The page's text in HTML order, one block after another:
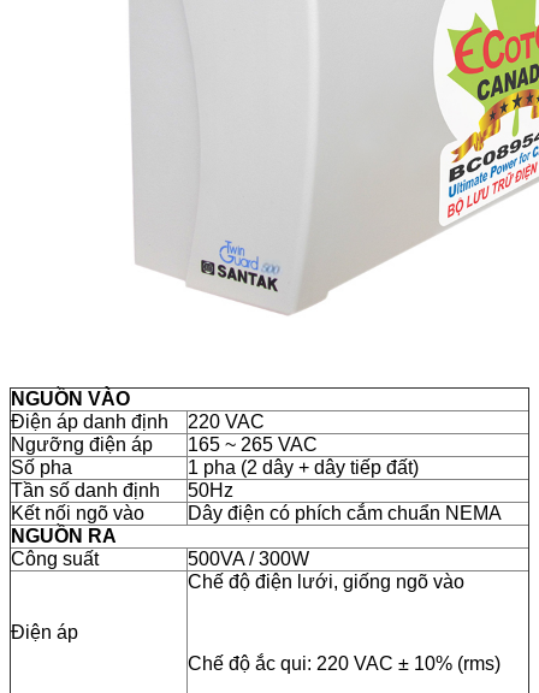
NGUỒN VÀO
Điện áp danh định
220 VAC
Ngưỡng điện áp
165 ~ 265 VAC
Số pha
1 pha (2 dây + dây tiếp đất)
Tần số danh định
50Hz
Kết nối ngõ vào
Dây điện có phích cắm chuẩn NEMA
NGUỒN RA
Công suất
500VA / 300W
Điện áp
Chế độ điện lưới, giống ngõ vào
Chế độ ắc qui: 220 VAC ± 10% (rms)